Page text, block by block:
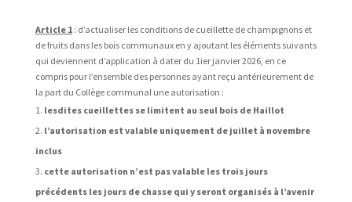
Article 1: d’actualiser les conditions de cueillette de champignons et
de fruits dans les bois communaux en y ajoutant les éléments suivants
qui deviennent d’application à dater du 1ier janvier 2026, en ce
compris pour l’ensemble des personnes ayant reçu antérieurement de
la part du Collège communal une autorisation :
lesdites cueillettes se limitent au seul bois de Haillot
l’autorisation est valable uniquement de juillet à novembre
inclus
cette autorisation n’est pas valable les trois jours
précédents les jours de chasse qui y seront organisés à l’avenir